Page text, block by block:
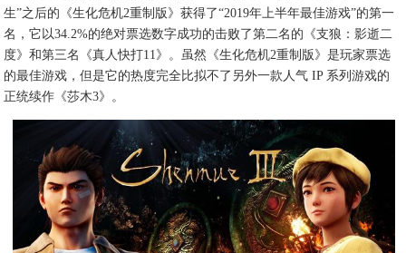
生”之后的《生化危机2重制版》获得了“2019年上半年最佳游戏”的第一
名，它以34.2%的绝对票选数字成功的击败了第二名的《支狼：影逝二
度》和第三名《真人快打11》。虽然《生化危机2重制版》是玩家票选
的最佳游戏，但是它的热度完全比拟不了另外一款人气 IP 系列游戏的
正统续作《莎木3》。